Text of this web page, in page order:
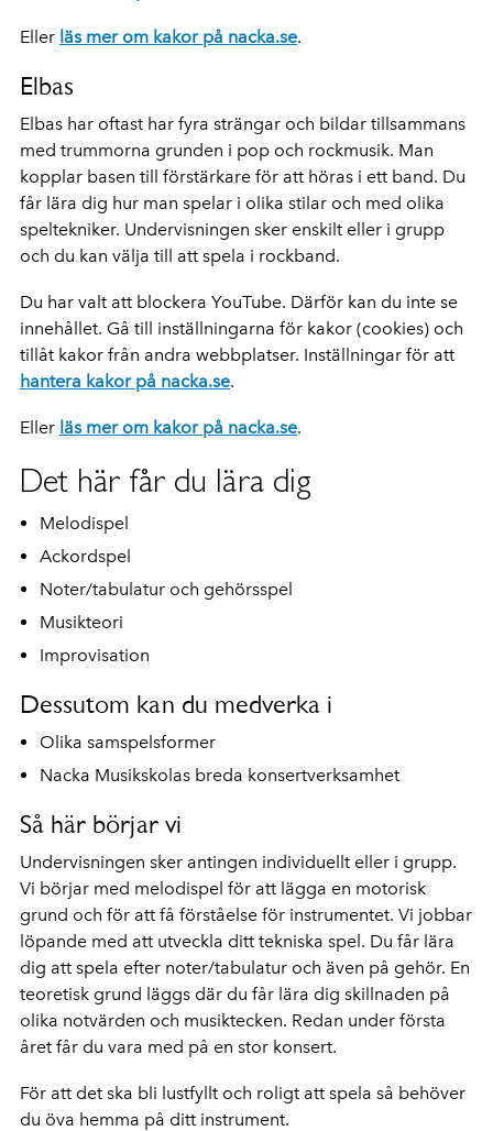
Eller läs mer om kakor på nacka.se.
Elbas
Elbas har oftast har fyra strängar och bildar tillsammans
med trummorna grunden i pop och rockmusik. Man
kopplar basen till förstärkare för att höras i ett band. Du
får lära dig hur man spelar i olika stilar och med olika
speltekniker. Undervisningen sker enskilt eller i grupp
och du kan välja till att spela i rockband.
Du har valt att blockera YouTube. Därför kan du inte se
innehållet. Gå till inställningarna för kakor (cookies) och
tillåt kakor från andra webbplatser. Inställningar för att
hantera kakor på nacka.se.
Eller läs mer om kakor på nacka.se.
Det här får du lära dig
Melodispel
Ackordspel
Noter/tabulatur och gehörsspel
Musikteori
Improvisation
Dessutom kan du medverka i
Olika samspelsformer
Nacka Musikskolas breda konsertverksamhet
Så här börjar vi
Undervisningen sker antingen individuellt eller i grupp.
Vi börjar med melodispel för att lägga en motorisk
grund och för att få förståelse för instrumentet. Vi jobbar
löpande med att utveckla ditt tekniska spel. Du får lära
dig att spela efter noter/tabulatur och även på gehör. En
teoretisk grund läggs där du får lära dig skillnaden på
olika notvärden och musiktecken. Redan under första
året får du vara med på en stor konsert.
För att det ska bli lustfyllt och roligt att spela så behöver
du öva hemma på ditt instrument.